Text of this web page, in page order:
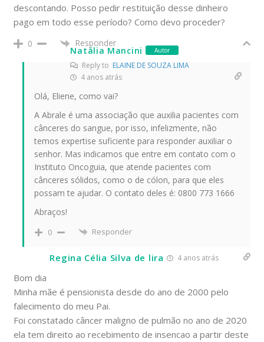
descontando. Posso pedir restituição desse dinheiro
pago em todo esse período? Como devo proceder?
0 Responder
Natália Mancini Autor
Reply toELAINE DE SOUZA LIMA
4 anos atrás
Olá, Eliene, como vai?
A Abrale é uma associação que auxilia pacientes com
cânceres do sangue, por isso, infelizmente, não
temos expertise suficiente para responder auxiliar o
senhor. Mas indicamos que entre em contato com o
Instituto Oncoguia, que atende pacientes com
cânceres sólidos, como o de cólon, para que eles
possam te ajudar. O contato deles é: 0800 773 1666
Abraços!
0 Responder
Regina Célia Silva de lira 4 anos atrás
Bom dia
Minha mãe é pensionista desde do ano de 2000 pelo
falecimento do meu Pai.
Foi constatado câncer maligno de pulmão no ano de 2020
ela tem direito ao recebimento de insencao a partir deste